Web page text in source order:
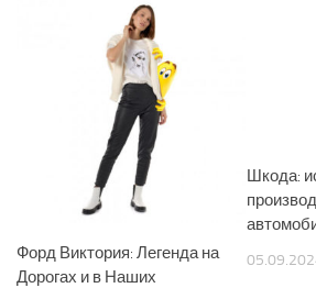
Форд Виктория: Легенда на
Дорогах и в Наших
Шкода: